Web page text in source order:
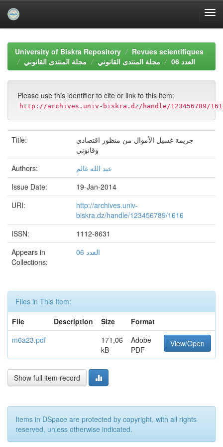
navigationUniversity of Biskra Repository
Revues scientifiques
مجلة المنتدى القانوني
مجلة المنتدى القانوني العدد 06
Please use this identifier to cite or link to this item:
http://archives.univ-biskra.dz/handle/123456789/
Title:
جريمة غسيل الأموال من منظور اقتصادي
وقانوني
Authors:
عبد الله غالم
Issue Date:
19-Jan-2014
URI:
http://archives.univ-
biskra.dz/handle/123456789/1616
ISSN:
1112-8631
Appears in
Collections:
العدد 06
Files in This Item:
File
Description Size
Format
m6a23.pdf
171,06
kB
Adobe
PDF
View/Open
Show full item record
Items in DSpace are protected by copyright, with all rights
reserved, unless otherwise indicated.